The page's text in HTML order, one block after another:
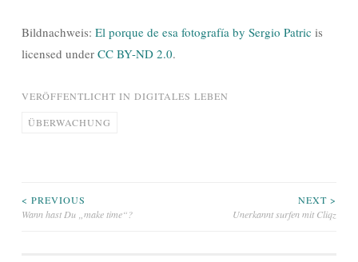
Bildnachweis: El porque de esa fotografía by Sergio Patric is
licensed under CC BY-ND 2.0.
VERÖFFENTLICHT IN DIGITALES LEBEN
ÜBERWACHUNG
Beitragsnavigation
< PREVIOUS
Wann hast Du „make time“?
NEXT >
Unerkannt surfen mit Cliqz